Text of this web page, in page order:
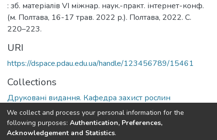
: зб. матеріалів VІ міжнар. наук.-практ. інтернет-конф.
(м. Полтава, 16-17 трав. 2022 р.). Полтава, 2022. С.
220–223.
URI
https://dspace.pdau.edu.ua/handle/123456789/15461
Collections
Друковані видання. Кафедра захист рослин
Full item page
We collect and process your personal information for the
following purposes: Authentication, Preferences,
Acknowledgement and Statistics.